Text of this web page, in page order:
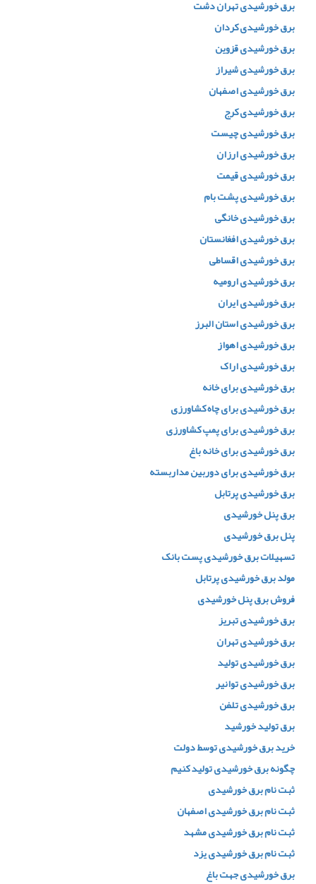
برق خورشیدی تهران دشت
برق خورشیدی کردان
برق خورشیدی قزوین
برق خورشیدی شیراز
برق خورشیدی اصفهان
برق خورشیدی کرج
برق خورشیدی چیست
برق خورشیدی ارزان
برق خورشیدی قیمت
برق خورشیدی پشت بام
برق خورشیدی خانگی
برق خورشیدی افغانستان
برق خورشیدی اقساطی
برق خورشیدی ارومیه
برق خورشیدی ایران
برق خورشیدی استان البرز
برق خورشیدی اهواز
برق خورشیدی اراک
برق خورشیدی برای خانه
برق خورشیدی برای چاه کشاورزی
برق خورشیدی برای پمپ کشاورزی
برق خورشیدی برای خانه باغ
برق خورشیدی برای دوربین مداربسته
برق خورشیدی پرتابل
برق پنل خورشیدی
پنل برق خورشیدی
تسهیلات برق خورشیدی پست بانک
مولد برق خورشیدی پرتابل
فروش برق پنل خورشیدی
برق خورشیدی تبریز
برق خورشیدی تهران
برق خورشیدی تولید
برق خورشیدی توانیر
برق خورشیدی تلفن
برق تولید خورشید
خرید برق خورشیدی توسط دولت
چگونه برق خورشیدی تولید کنیم
ثبت نام برق خورشیدی
ثبت نام برق خورشیدی اصفهان
ثبت نام برق خورشیدی مشهد
ثبت نام برق خورشیدی یزد
برق خورشیدی جهت باغ